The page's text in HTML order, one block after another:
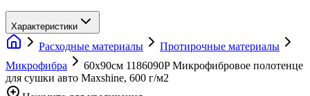
Характеристики
Расходные материалы
Протирочные материалы
Микрофибра
60x90см 1186090P Микрофибровое полотенце
для сушки авто Maxshine, 600 г/м2